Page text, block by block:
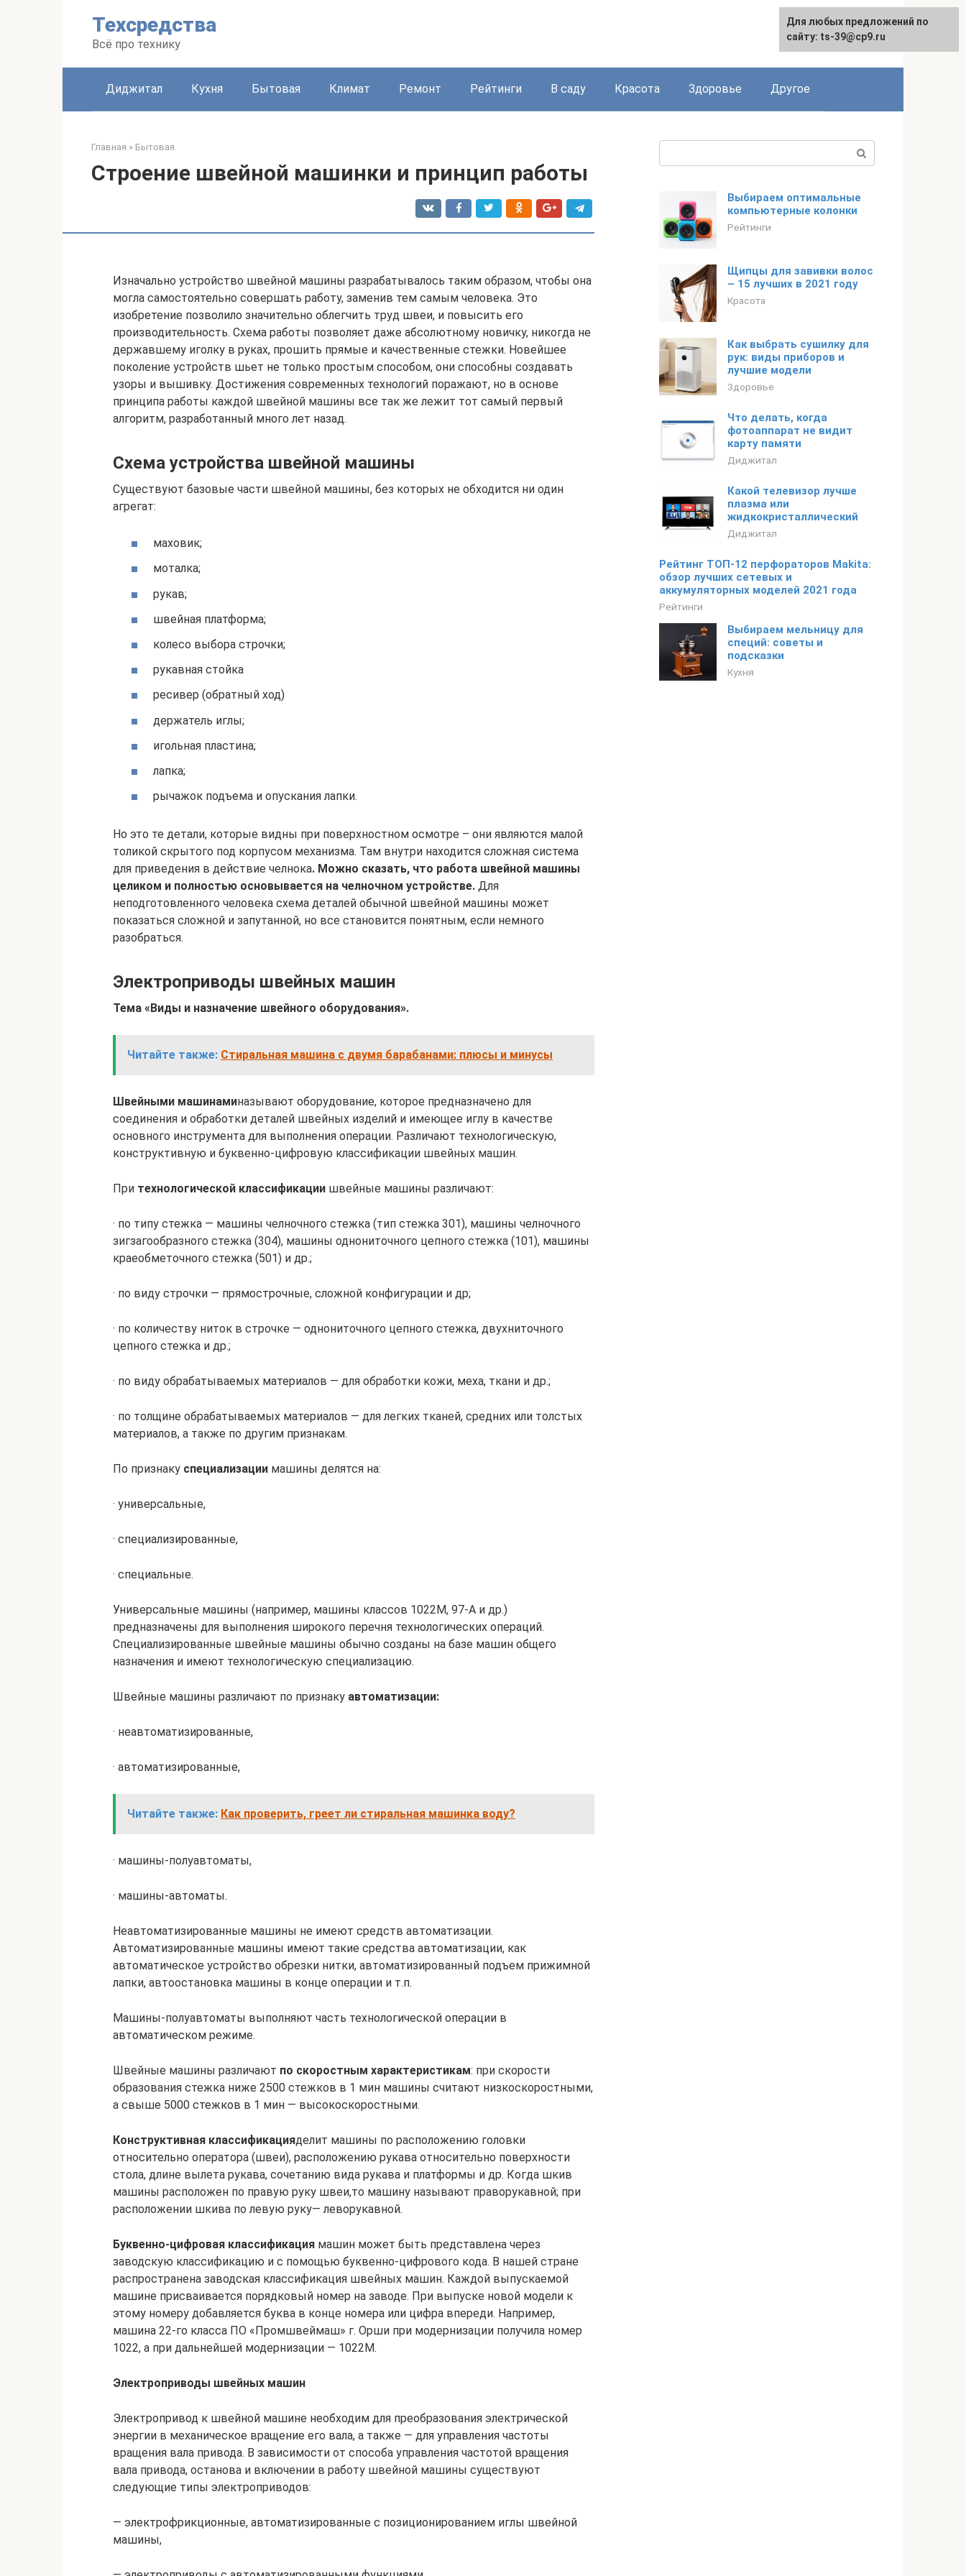
Техсредства
Всё про технику
English
Диджитал Кухня Бытовая Климат Ремонт Рейтинги В саду Красота Здоровье Другое
Главная » Бытовая
Строение швейной машинки и принцип работы
Изначально устройство швейной машины разрабатывалось таким образом, чтобы она
могла самостоятельно совершать работу, заменив тем самым человека. Это
изобретение позволило значительно облегчить труд швеи, и повысить его
производительность. Схема работы позволяет даже абсолютному новичку, никогда не
державшему иголку в руках, прошить прямые и качественные стежки. Новейшее
поколение устройств шьет не только простым способом, они способны создавать
узоры и вышивку. Достижения современных технологий поражают, но в основе
принципа работы каждой швейной машины все так же лежит тот самый первый
алгоритм, разработанный много лет назад.
Схема устройства швейной машины
Существуют базовые части швейной машины, без которых не обходится ни один
агрегат:
маховик;
моталка;
рукав;
швейная платформа;
колесо выбора строчки;
рукавная стойка
ресивер (обратный ход)
держатель иглы;
игольная пластина;
лапка;
рычажок подъема и опускания лапки.
Но это те детали, которые видны при поверхностном осмотре – они являются малой
толикой скрытого под корпусом механизма. Там внутри находится сложная система
для приведения в действие челнока. Можно сказать, что работа швейной машины
целиком и полностью основывается на челночном устройстве. Для
неподготовленного человека схема деталей обычной швейной машины может
показаться сложной и запутанной, но все становится понятным, если немного
разобраться.
Электроприводы швейных машин
Тема «Виды и назначение швейного оборудования».
Читайте также: Стиральная машина с двумя барабанами: плюсы и минусы
Швейными машинаминазывают оборудование, которое предназначено для
соединения и обработки деталей швейных изделий и имеющее иглу в качестве
основного инструмента для выполнения операции. Различают технологическую,
конструктивную и буквенно-цифровую классификации швейных машин.
При технологической классификации швейные машины различают:
· по типу стежка — машины челночного стежка (тип стежка 301), машины челночного
зигзагообразного стежка (304), машины однониточного цепного стежка (101), машины
краеобметочного стежка (501) и др.;
· по виду строчки — прямострочные, сложной конфигурации и др;
· по количеству ниток в строчке — однониточного цепного стежка, двухниточного
цепного стежка и др.;
· по виду обрабатываемых материалов — для обработки кожи, меха, ткани и др.;
· по толщине обрабатываемых материалов — для легких тканей, средних или толстых
материалов, а также по другим признакам.
По признаку специализации машины делятся на:
· универсальные,
· специализированные,
· специальные.
Универсальные машины (например, машины классов 1022М, 97-А и др.)
предназначены для выполнения широкого перечня технологических операций.
Специализированные швейные машины обычно созданы на базе машин общего
назначения и имеют технологическую специализацию.
Швейные машины различают по признаку автоматизации:
· неавтоматизированные,
· автоматизированные,
Читайте также: Как проверить, греет ли стиральная машинка воду?
· машины-полуавтоматы,
· машины-автоматы.
Неавтоматизированные машины не имеют средств автоматизации.
Автоматизированные машины имеют такие средства автоматизации, как
автоматическое устройство обрезки нитки, автоматизированный подъем прижимной
лапки, автоостановка машины в конце операции и т.п.
Машины-полуавтоматы выполняют часть технологической операции в
автоматическом режиме.
Швейные машины различают по скоростным характеристикам: при скорости
образования стежка ниже 2500 стежков в 1 мин машины считают низкоскоростными,
а свыше 5000 стежков в 1 мин — высокоскоростными.
Конструктивная классификацияделит машины по расположению головки
относительно оператора (швеи), расположению рукава относительно поверхности
стола, длине вылета рукава, сочетанию вида рукава и платформы и др. Когда шкив
машины расположен по правую руку швеи,то машину называют праворукавной; при
расположении шкива по левую руку— леворукавной.
Буквенно-цифровая классификация машин может быть представлена через
заводскую классификацию и с помощью буквенно-цифрового кода. В нашей стране
распространена заводская классификация швейных машин. Каждой выпускаемой
машине присваивается порядковый номер на заводе. При выпуске новой модели к
этому номеру добавляется буква в конце номера или цифра впереди. Например,
машина 22-го класса ПО «Промшвеймаш» г. Орши при модернизации получила номер
1022, а при дальнейшей модернизации — 1022М.
Электроприводы швейных машин
Электропривод к швейной машине необходим для преобразования электрической
энергии в механическое вращение его вала, а также — для управления частоты
вращения вала привода. В зависимости от способа управления частотой вращения
вала привода, останова и включении в работу швейной машины существуют
следующие типы электроприводов:
— электрофрикционные, автоматизированные с позиционированием иглы швейной
машины,
Выбираем оптимальные
компьютерные колонки
Рейтинги
Щипцы для завивки волос
– 15 лучших в 2021 году
Красота
Как выбрать сушилку для
рук: виды приборов и
лучшие модели
Здоровье
Что делать, когда
фотоаппарат не видит
карту памяти
Диджитал
Какой телевизор лучше
плазма или
жидкокристаллический
Диджитал
Рейтинг ТОП-12 перфораторов Makita:
обзор лучших сетевых и
аккумуляторных моделей 2021 года
Рейтинги
Выбираем мельницу для
специй: советы и
подсказки
Кухня
Для любых предложений по
сайту: ts-39@cp9.ru